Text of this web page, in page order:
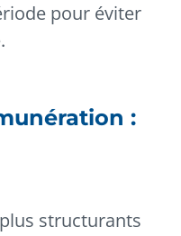
pour éviter
:
structurants